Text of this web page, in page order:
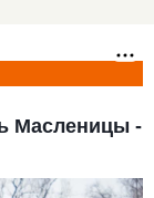
Масленицы -